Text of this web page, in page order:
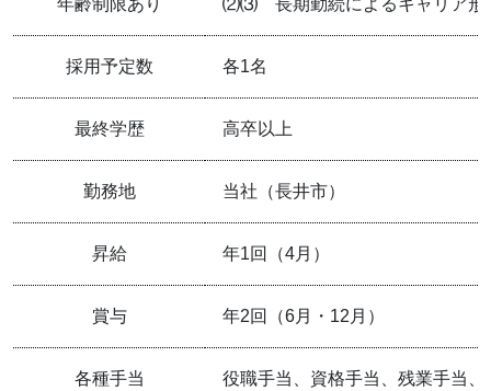
採用予定数 各1名
最終学歴 高卒以上
勤務地 当社（長井市）
昇給 年1回（4月）
賞与 年2回（6月・12月）
各種手当 役職手当、資格手当、残業手当